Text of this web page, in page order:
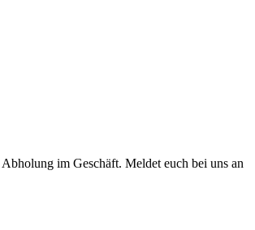
im Geschäft. Meldet euch bei uns an